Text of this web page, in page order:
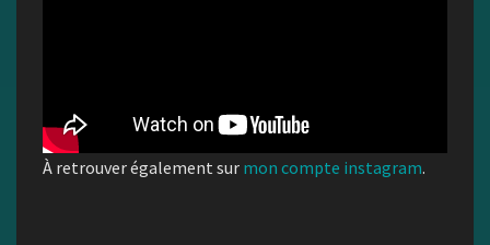
À retrouver également sur mon compte instagram.